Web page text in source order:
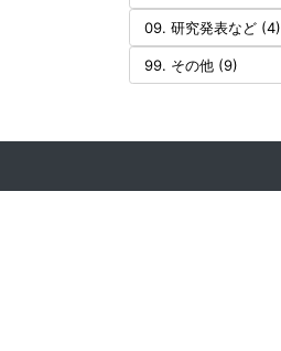
09. 研究発表など (4)
99. その他 (9)